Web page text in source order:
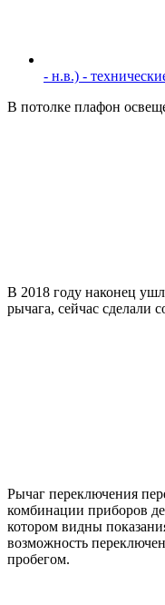
- н.в.) -
В потолке плафон
В 2018 году наконец
рычага, сейчас сделали
Рычаг переключения
комбинации приборов
котором видны
возможность
пробегом.